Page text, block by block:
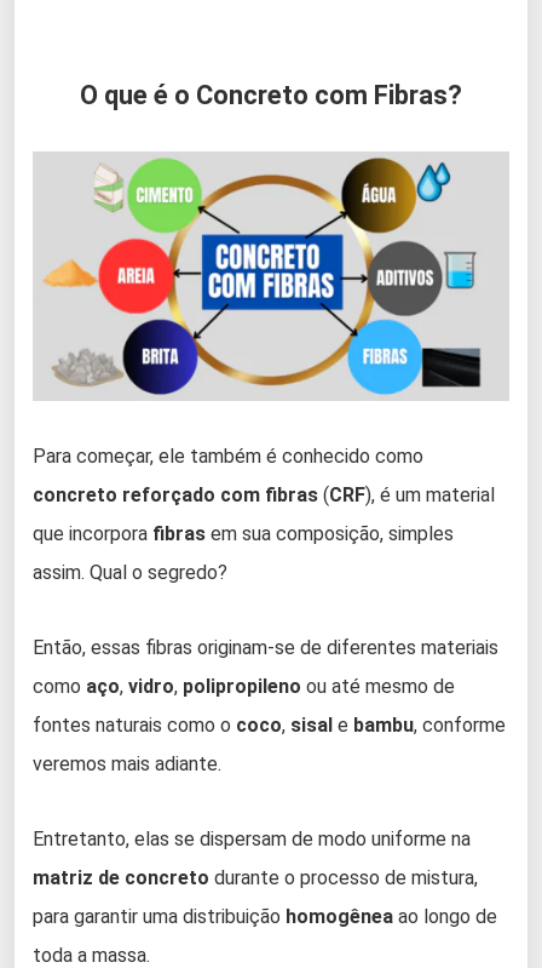
O que é o Concreto com Fibras?
Para começar, ele também é conhecido como
concreto reforçado com fibras (CRF), é um material
que incorpora fibras em sua composição, simples
assim. Qual o segredo?
Então, essas fibras originam-se de diferentes materiais
como aço, vidro, polipropileno ou até mesmo de
fontes naturais como o coco, sisal e bambu, conforme
veremos mais adiante.
Entretanto, elas se dispersam de modo uniforme na
matriz de concreto durante o processo de mistura,
para garantir uma distribuição homogênea ao longo de
toda a massa.